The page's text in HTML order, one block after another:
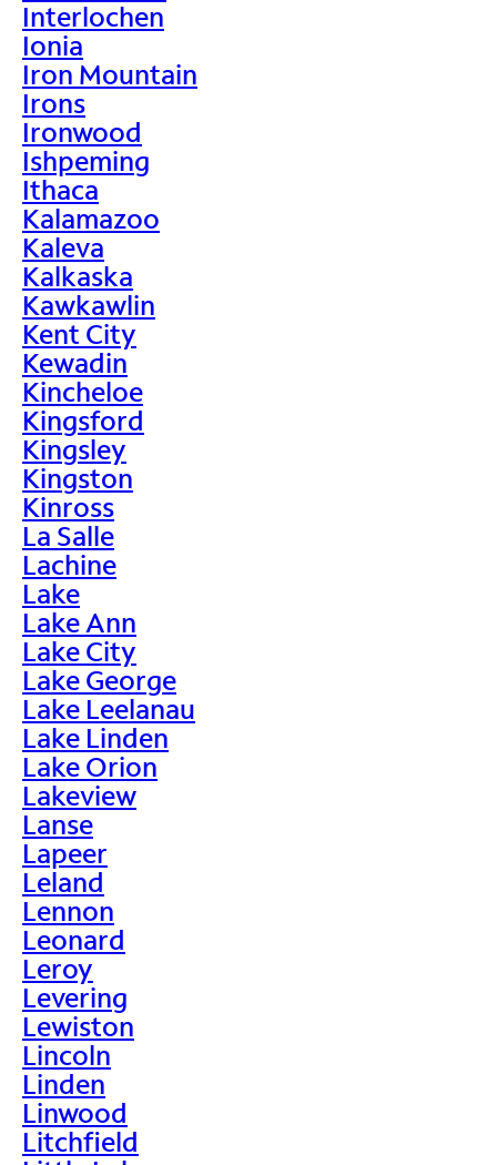
Interlochen
Ionia
Iron Mountain
Irons
Ironwood
Ishpeming
Ithaca
Kalamazoo
Kaleva
Kalkaska
Kawkawlin
Kent City
Kewadin
Kincheloe
Kingsford
Kingsley
Kingston
Kinross
La Salle
Lachine
Lake
Lake Ann
Lake City
Lake George
Lake Leelanau
Lake Linden
Lake Orion
Lakeview
Lanse
Lapeer
Leland
Lennon
Leonard
Leroy
Levering
Lewiston
Lincoln
Linden
Linwood
Litchfield